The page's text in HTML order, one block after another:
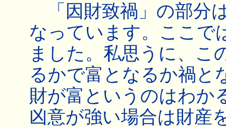
「因財致禍」の部分
なっています。ここで
ました。私思うに、こ
るかで富となるか禍と
財が富というのはわか
凶意が強い場合は財産